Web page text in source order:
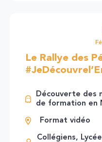
Le Rallye des
Découverte des
de formation en
Format vidéo
Collégiens,